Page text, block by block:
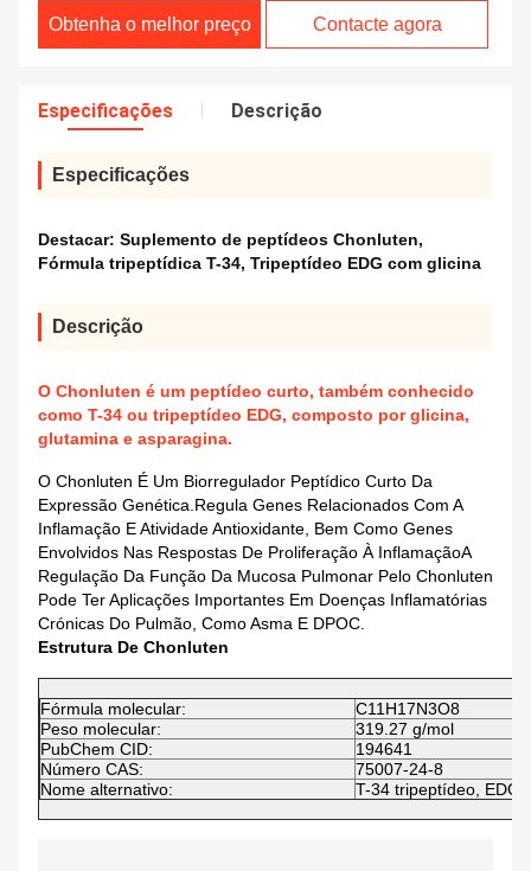
Obtenha o melhor preço Contacte agora
Especificações Descrição
Especificações
Destacar: Suplemento de peptídeos Chonluten,
Fórmula tripeptídica T-34, Tripeptídeo EDG com glicina
Descrição
O Chonluten é um peptídeo curto, também conhecido
como T-34 ou tripeptídeo EDG, composto por glicina,
glutamina e asparagina.
O Chonluten É Um Biorregulador Peptídico Curto Da
Expressão Genética.Regula Genes Relacionados Com A
Inflamação E Atividade Antioxidante, Bem Como Genes
Envolvidos Nas Respostas De Proliferação À InflamaçãoA
Regulação Da Função Da Mucosa Pulmonar Pelo Chonluten
Pode Ter Aplicações Importantes Em Doenças Inflamatórias
Crónicas Do Pulmão, Como Asma E DPOC.
Estrutura De Chonluten
Fórmula molecular:
C11H17N3O8
Peso molecular:
319.27 g/mol
PubChem CID:
194641
Número CAS:
75007-24-8
Nome alternativo:
T-34 tripeptídeo, EDG